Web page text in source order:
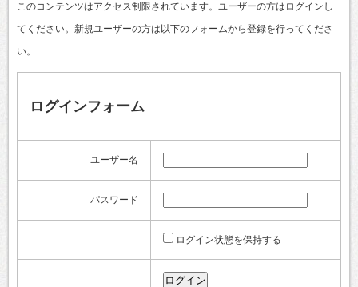
このコンテンツはアクセス制限されています。ユーザーの方はログインし
てください。新規ユーザーの方は以下のフォームから登録を行ってくださ
い。
ログインフォーム
ユーザー名
パスワード
ログイン状態を保持する